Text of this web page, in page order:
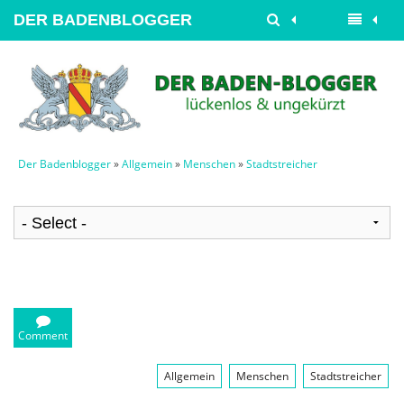
DER BADENBLOGGER
Der Badenblogger»Allgemein» Menschen»Stadtstreicher
Comment
Allgemein Menschen Stadtstreicher